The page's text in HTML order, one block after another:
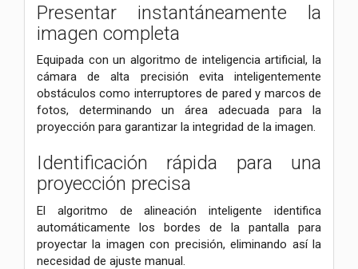
Presentar instantáneamente la
imagen completa
Equipada con un algoritmo de inteligencia artificial, la
cámara de alta precisión evita inteligentemente
obstáculos como interruptores de pared y marcos de
fotos, determinando un área adecuada para la
proyección para garantizar la integridad de la imagen.
Identificación rápida para una
proyección precisa
El algoritmo de alineación inteligente identifica
automáticamente los bordes de la pantalla para
proyectar la imagen con precisión, eliminando así la
necesidad de ajuste manual.